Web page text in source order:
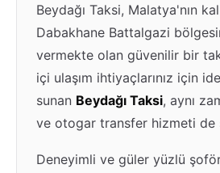
Beydağı Taksi, Malatya'nın
Dabakhane Battalgazi
vermekte olan güvenilir bir
içi ulaşım ihtiyaçlarınız için
sunan Beydağı Taksi, aynı
ve otogar transfer hizmeti de
Deneyimli ve güler yüzlü